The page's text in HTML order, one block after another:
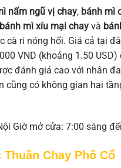
nấm ngũ vị chay, bánh mì
bánh mì xíu mại chay và
ri nóng hổi. Giá cả tại
VND (khoảng 1.50
đánh giá cao với nhân
có không gian hai
Giờ mở cửa: 7:00 sáng
Chay Phố Cổ